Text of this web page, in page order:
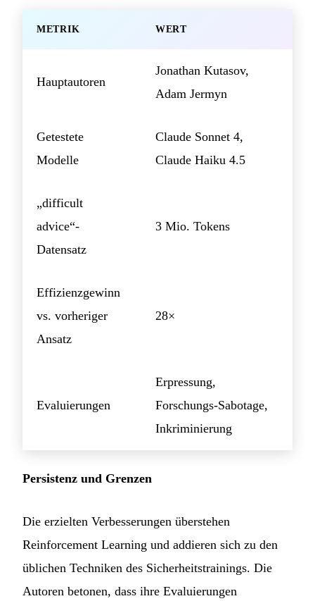
METRIK WERT
Hauptautoren
Jonathan Kutasov,
Adam Jermyn
Getestete
Modelle
Claude Sonnet 4,
Claude Haiku 4.5
„difficult
advice“-
Datensatz
3 Mio. Tokens
Effizienzgewinn
vs. vorheriger
Ansatz
28×
Evaluierungen
Erpressung,
Forschungs-Sabotage,
Inkriminierung
Persistenz und Grenzen
Die erzielten Verbesserungen überstehen
Reinforcement Learning und addieren sich zu den
üblichen Techniken des Sicherheitstrainings. Die
Autoren betonen, dass ihre Evaluierungen